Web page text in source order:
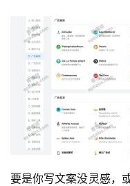
要是你写文案没灵感，